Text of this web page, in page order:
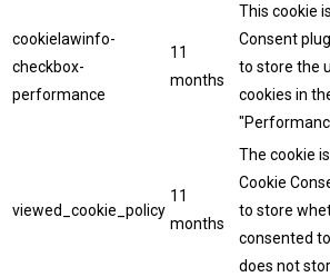
cookielawinfo-
checkbox-
performance
11
months
This cookie
Consent
to store the
cookies in
viewed_cookie_policy
11
months
The cookie
Cookie
to store
consented
does not